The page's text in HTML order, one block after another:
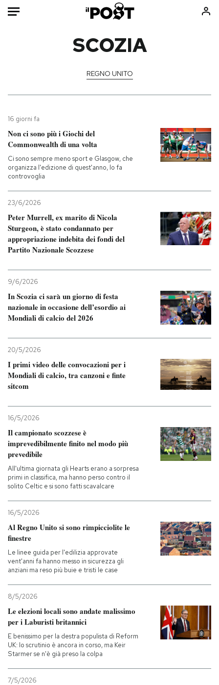
Mondo
Internet
Cultura
Economia
Moda
Libri
PODCAST
NEWSLETTER
I MIEI PREFERITI
SHOP
CALENDARIO
Entra
SCOZIA
REGNO UNITO
16 giorni fa
Non ci sono più i Giochi del
Commonwealth di una volta
Ci sono sempre meno sport e Glasgow, che
organizza l'edizione di quest'anno, lo fa
controvoglia
23/6/2026
Peter Murrell, ex marito di Nicola
Sturgeon, è stato condannato per
appropriazione indebita dei fondi del
Partito Nazionale Scozzese
9/6/2026
In Scozia ci sarà un giorno di festa
nazionale in occasione dell’esordio ai
Mondiali di calcio del 2026
20/5/2026
I primi video delle convocazioni per i
Mondiali di calcio, tra canzoni e finte
sitcom
16/5/2026
Il campionato scozzese è
imprevedibilmente finito nel modo più
prevedibile
All'ultima giornata gli Hearts erano a sorpresa
primi in classifica, ma hanno perso contro il
solito Celtic e si sono fatti scavalcare
16/5/2026
Al Regno Unito si sono rimpicciolite le
finestre
Le linee guida per l'edilizia approvate
vent'anni fa hanno messo in sicurezza gli
anziani ma reso più buie e tristi le case
8/5/2026
Le elezioni locali sono andate malissimo
per i Laburisti britannici
E benissimo per la destra populista di Reform
UK: lo scrutinio è ancora in corso, ma Keir
Starmer se n'è già preso la colpa
7/5/2026